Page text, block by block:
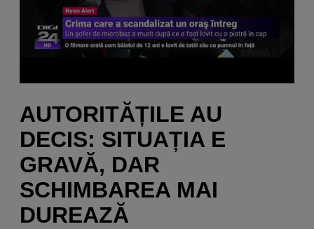
AUTORITĂȚILE AU
DECIS: SITUAȚIA E
GRAVĂ, DAR
SCHIMBAREA MAI
DUREAZĂ